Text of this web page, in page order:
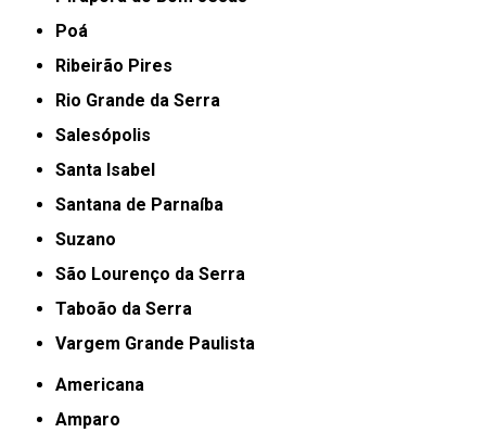
Poá
Ribeirão Pires
Rio Grande da Serra
Salesópolis
Santa Isabel
Santana de Parnaíba
Suzano
São Lourenço da Serra
Taboão da Serra
Vargem Grande Paulista
Americana
Amparo